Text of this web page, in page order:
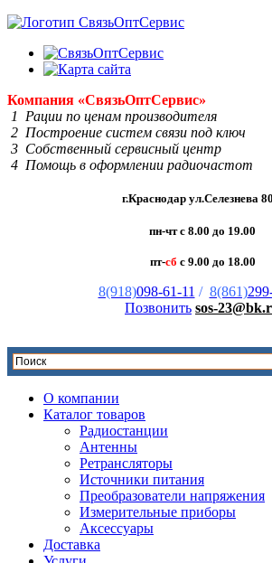
Компания «СвязьОптСервис»
1 Рации по ценам производителя
2 Построение систем связи под ключ
3 Собственный сервисный центр
4 Помощь в оформлении радиочастот
г.Краснодар ул.Селезнева
пн-чт с 8.00 до 19.00
пт-сб с 9.00 до 18.00
8(918)098-61-11 / 8(861)
Позвонить sos-
О компании
Каталог товаров
Радиостанции
Антенны
Ретрансляторы
Источники питания
Преобразователи напряжения
Измерительные приборы
Аксессуары
Доставка